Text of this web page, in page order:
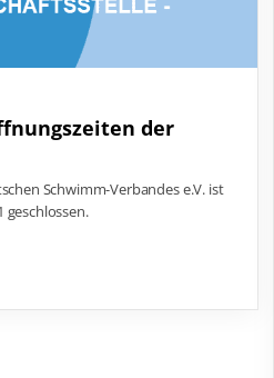
der
Schwimm-Verbandes e.V. ist
geschlossen.